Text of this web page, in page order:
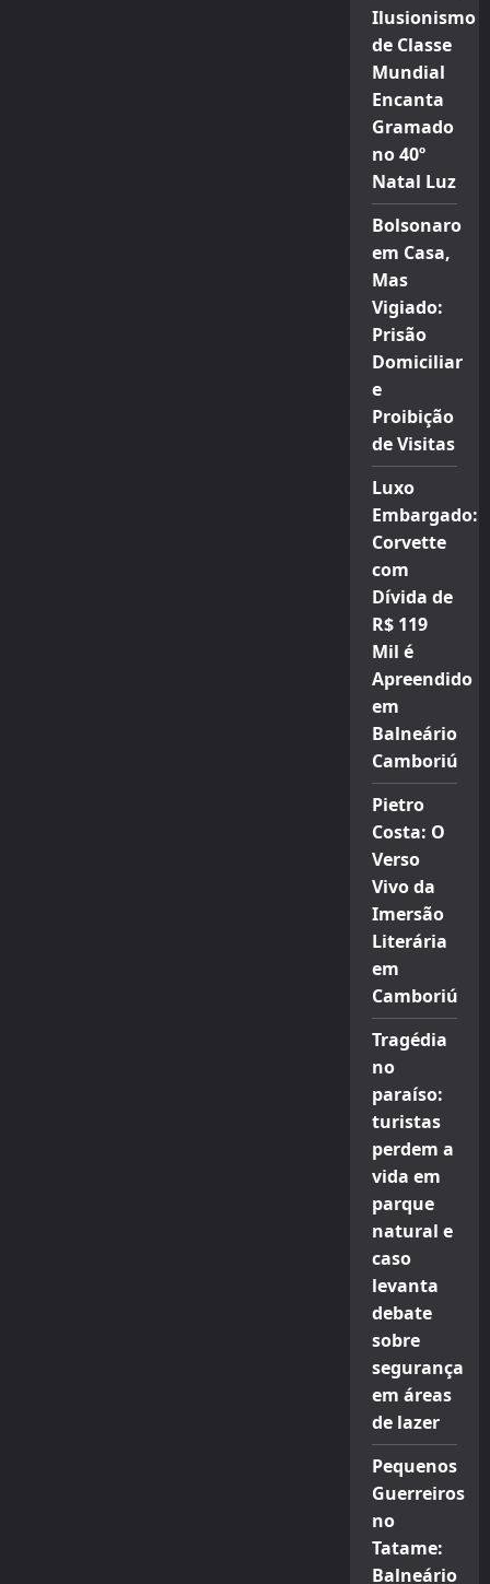
Ilusionismo
de Classe
Mundial
Encanta
Gramado
no 40º
Natal Luz
Bolsonaro
em Casa,
Mas
Vigiado:
Prisão
Domiciliar
e
Proibição
de Visitas
Luxo
Embargado:
Corvette
com
Dívida de
R$ 119
Mil é
Apreendido
em
Balneário
Camboriú
Pietro
Costa: O
Verso
Vivo da
Imersão
Literária
em
Camboriú
Tragédia
no
paraíso:
turistas
perdem a
vida em
parque
natural e
caso
levanta
debate
sobre
segurança
em áreas
de lazer
Pequenos
Guerreiros
no
Tatame:
Balneário